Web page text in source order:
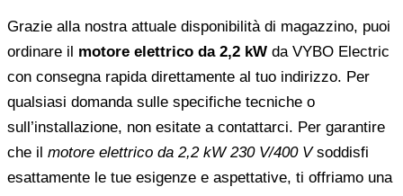
Grazie alla nostra attuale disponibilità di magazzino, puoi
ordinare il motore elettrico da 2,2 kW da VYBO Electric
con consegna rapida direttamente al tuo indirizzo. Per
qualsiasi domanda sulle specifiche tecniche o
sull’installazione, non esitate a contattarci. Per garantire
che il motore elettrico da 2,2 kW 230 V/400 Vsoddisfi
esattamente le tue esigenze e aspettative, ti offriamo una